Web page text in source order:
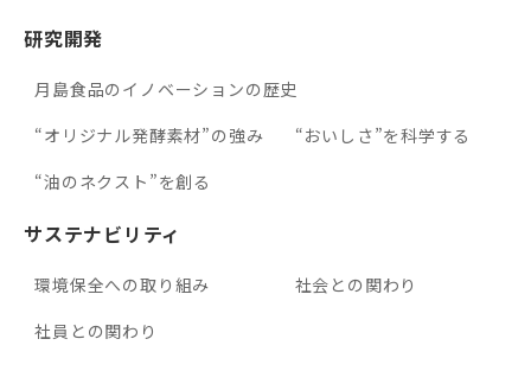
研究開発
月島食品のイノベーションの歴史
“オリジナル発酵素材”の強み
“おいしさ”を科学する
“油のネクスト”を創る
サステナビリティ
環境保全への取り組み
社会との関わり
社員との関わり